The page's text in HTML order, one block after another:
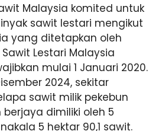
Malaysia komited untuk
sawit lestari mengikut
yang ditetapkan oleh
Lestari Malaysia
mulai 1 Januari 2020.
2024, sekitar
sawit milik pekebun
dimiliki oleh 5
5 hektar 90,1 sawit.